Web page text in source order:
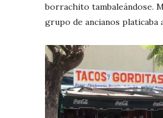
borrachito tambaleándose.
grupo de ancianos platicaba